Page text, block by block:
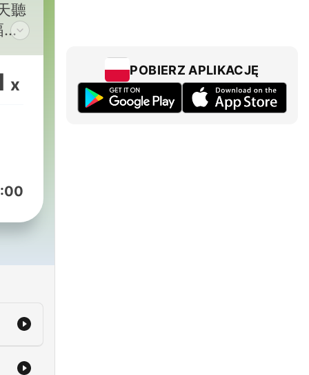
聽
好
下
x
POBIERZ APLIKACJĘ